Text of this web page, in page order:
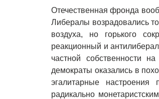
Отечественная фронда
Либералы возрадовались
воздуха, но горького
реакционный и
частной собственности
демократы оказались в
эгалитарные
радикально